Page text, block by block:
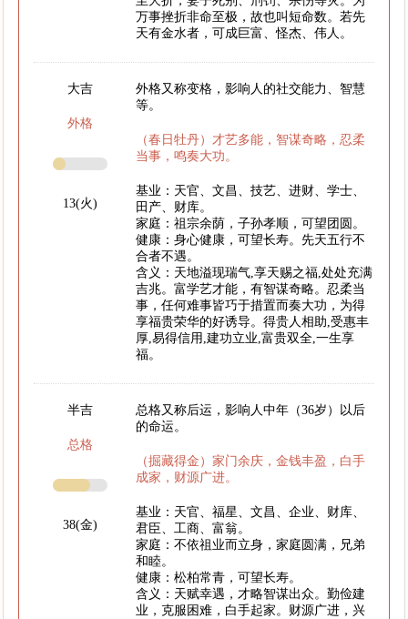
万事挫折非命至极，故也叫短命数。若先
天有金水者，可成巨富、怪杰、伟人。
大吉
外格
13(火)
外格又称变格，影响人的社交能力、智慧
等。
（春日牡丹）才艺多能，智谋奇略，忍柔
当事，鸣奏大功。
基业：天官、文昌、技艺、进财、学士、
田产、财库。
家庭：祖宗余荫，子孙孝顺，可望团圆。
健康：身心健康，可望长寿。先天五行不
合者不遇。
含义：天地溢现瑞气,享天赐之福,处处充满
吉兆。富学艺才能，有智谋奇略。忍柔当
事，任何难事皆巧于措置而奏大功，为得
享福贵荣华的好诱导。得贵人相助,受惠丰
厚,易得信用,建功立业,富贵双全,一生享
福。
半吉
总格
38(金)
总格又称后运，影响人中年（36岁）以后
的命运。
（掘藏得金）家门余庆，金钱丰盈，白手
成家，财源广进。
基业：天官、福星、文昌、企业、财库、
君臣、工商、富翁。
家庭：不依祖业而立身，家庭圆满，兄弟
和睦。
健康：松柏常青，可望长寿。
含义：天赋幸遇，才略智谋出众。勤俭建
业，克服困难，白手起家。财源广进，兴